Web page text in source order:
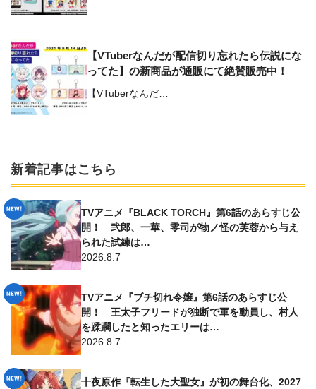
【VTuberなんだが配信切り忘れたら伝説にな
ってた】の新商品が通販にて絶賛販売中！
【VTuberなんだ…
新着記事はこちら
TVアニメ『BLACK TORCH』第6話のあらすじ公
開！ 弐郎、一華、零司が物ノ怪の芙蓉から与え
られた試練は…
2026.8.7
TVアニメ『ブチ切れ令嬢』第6話のあらすじ公
開！ 王太子フリードが独断で軍を動員し、村人
を蹂躙したと知ったエリーは…
2026.8.7
十夜原作『転生した大聖女』が初の舞台化、2027